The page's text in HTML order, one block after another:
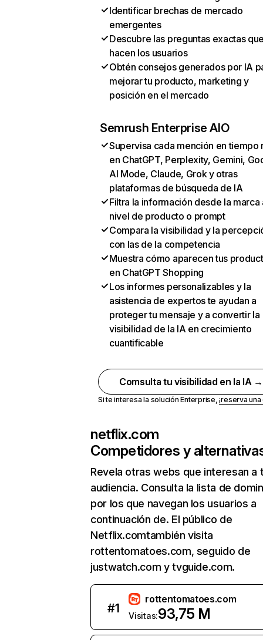
Identificar brechas de mercado
emergentes
Descubre las preguntas exactas
hacen los usuarios
Obtén consejos generados por IA
mejorar tu producto, marketing y
posición en el mercado
Semrush Enterprise AIO
Supervisa cada mención en tiempo
en ChatGPT, Perplexity, Gemini,
AI Mode, Claude, Grok y otras
plataformas de búsqueda de IA
Filtra la información desde la marca
nivel de producto o prompt
Compara la visibilidad y la
con las de la competencia
Muestra cómo aparecen tus
en ChatGPT Shopping
Los informes personalizables y la
asistencia de expertos te ayudan a
proteger tu mensaje y a convertir la
visibilidad de la IA en crecimiento
cuantificable
Comsulta tu visibilidad en la IA →
Si te interesa la solución Enterprise,¡reserva
netflix.com
Competidores y
Revela otras webs que interesan a
audiencia. Consulta la lista de
por los que navegan los usuarios a
continuación de. El público de
Netflix.comtambién visita
rottentomatoes.com, seguido de
justwatch.com y tvguide.com.
#1
rottentomatoes.com
Visitas:93,75 M